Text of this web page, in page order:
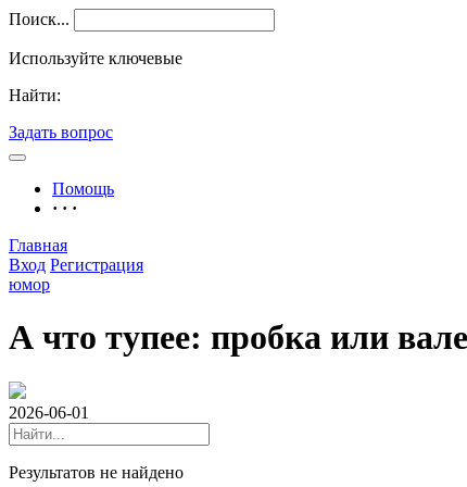
Поиск...
Используйте ключевые
Найти:
Задать вопрос
Помощь
· · ·
Главная
Вход Регистрация
юмор
А что тупее: пробка или
2026-06-01
Результатов не найдено